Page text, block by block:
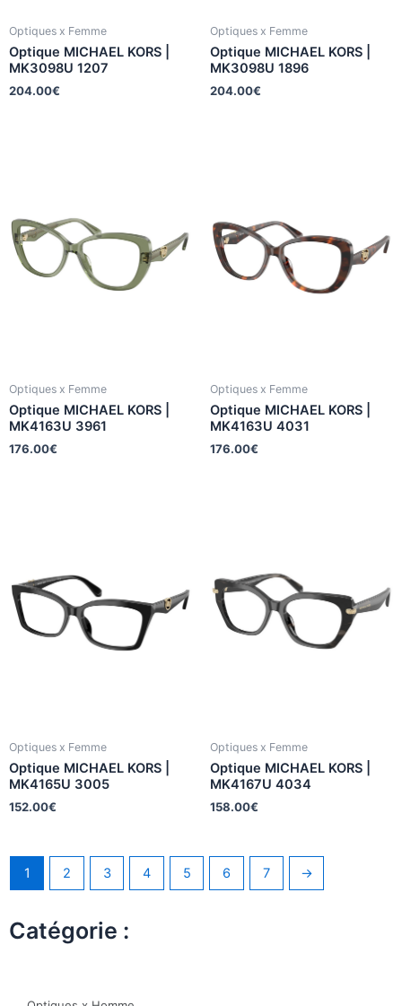
Optiques x Femme
Optique MICHAEL KORS |
MK3098U 1207
204.00€
Optiques x Femme
Optique MICHAEL KORS |
MK3098U 1896
204.00€
Optiques x Femme
Optique MICHAEL KORS |
MK4163U 3961
176.00€
Optiques x Femme
Optique MICHAEL KORS |
MK4163U 4031
176.00€
Optiques x Femme
Optique MICHAEL KORS |
MK4165U 3005
152.00€
Optiques x Femme
Optique MICHAEL KORS |
MK4167U 4034
158.00€
1 2 3 4 5 6 7 →
Catégorie :